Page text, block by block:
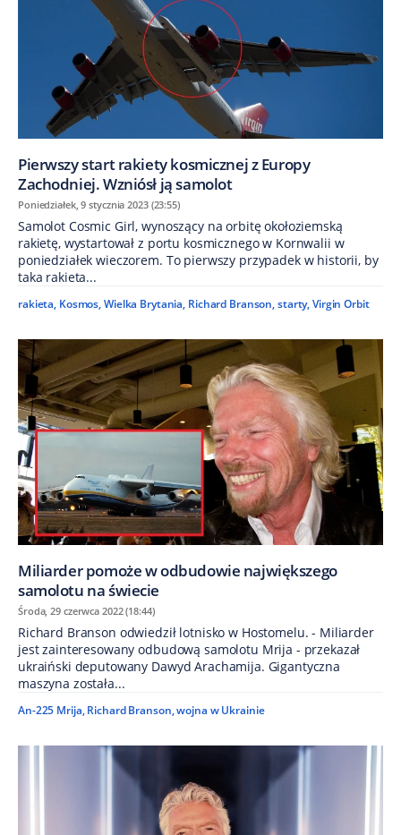
Pierwszy start rakiety kosmicznej z Europy
Zachodniej. Wzniósł ją samolot
Poniedziałek, 9 stycznia 2023 (23:55)
Samolot Cosmic Girl, wynoszący na orbitę okołoziemską
rakietę, wystartował z portu kosmicznego w Kornwalii w
poniedziałek wieczorem. To pierwszy przypadek w historii, by
taka rakieta...
rakieta, Kosmos,Wielka Brytania, Richard Branson,starty,Virgin Orbit
Miliarder pomoże w odbudowie największego
samolotu na świecie
Środa, 29 czerwca 2022 (18:44)
Richard Branson odwiedził lotnisko w Hostomelu. - Miliarder
jest zainteresowany odbudową samolotu Mrija - przekazał
ukraiński deputowany Dawyd Arachamija. Gigantyczna
maszyna została...
An-225 Mrija, Richard Branson,wojna w Ukrainie